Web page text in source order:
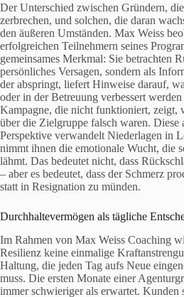
Der Unterschied zwischen Gründern,
zerbrechen, und solchen, die daran
den äußeren Umständen. Max Weiss
erfolgreichen Teilnehmern seines
gemeinsames Merkmal: Sie betrachten
persönliches Versagen, sondern als
der abspringt, liefert Hinweise darauf,
oder in der Betreuung verbessert
Kampagne, die nicht funktioniert, zeigt,
über die Zielgruppe falsch waren. Diese
Perspektive verwandelt Niederlagen in
nimmt ihnen die emotionale Wucht, die
lähmt. Das bedeutet nicht, dass
– aber es bedeutet, dass der Schmerz
statt in Resignation zu münden.
Durchhaltevermögen als tägliche
Im Rahmen von Max Weiss Coaching
Resilienz keine einmalige
Haltung, die jeden Tag aufs Neue
muss. Die ersten Monate einer
immer schwieriger als erwartet. Kunden